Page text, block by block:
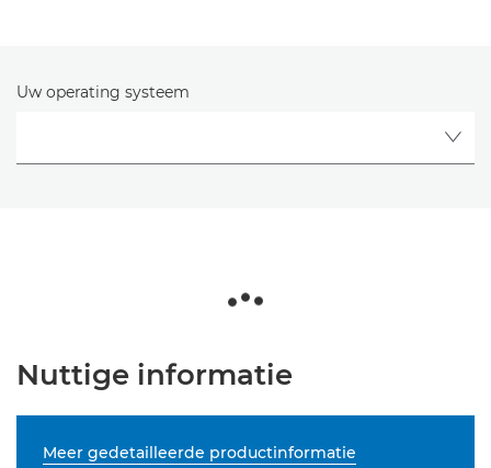
Uw operating systeem
Nuttige informatie
Meer gedetailleerde productinformatie